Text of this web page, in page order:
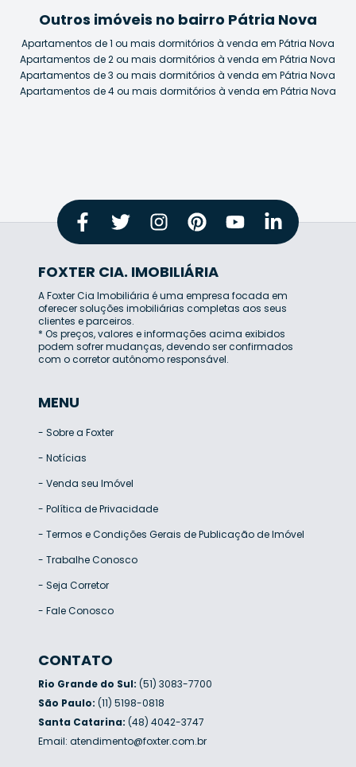
Outros imóveis no bairro Pátria Nova
Apartamentos de 1 ou mais dormitórios à venda em Pátria Nova
Apartamentos de 2 ou mais dormitórios à venda em Pátria Nova
Apartamentos de 3 ou mais dormitórios à venda em Pátria Nova
Apartamentos de 4 ou mais dormitórios à venda em Pátria Nova
FOXTER CIA. IMOBILIÁRIA
A Foxter Cia Imobiliária é uma empresa focada em
oferecer soluções imobiliárias completas aos seus
clientes e parceiros.
* Os preços, valores e informações acima exibidos
podem sofrer mudanças, devendo ser confirmados
com o corretor autônomo responsável.
MENU
- Sobre a Foxter
- Notícias
- Venda seu Imóvel
- Política de Privacidade
- Termos e Condições Gerais de Publicação de Imóvel
- Trabalhe Conosco
- Seja Corretor
- Fale Conosco
CONTATO
Rio Grande do Sul: (51) 3083-7700
São Paulo: (11) 5198-0818
Santa Catarina: (48) 4042-3747
Email: atendimento@foxter.com.br